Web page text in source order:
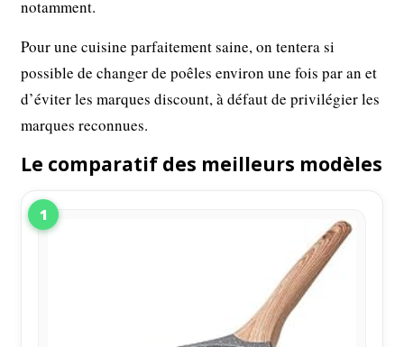
notamment.
Pour une cuisine parfaitement saine, on tentera si
possible de changer de poêles environ une fois par an et
d’éviter les marques discount, à défaut de privilégier les
marques reconnues.
Le comparatif des meilleurs modèles
1